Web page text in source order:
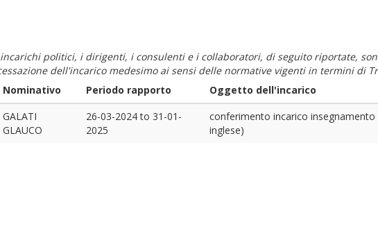
politici, i dirigenti, i consulenti e i collaboratori, di seguito riportate,
dell'incarico medesimo ai sensi delle normative vigenti in termini di
Nominativo Periodo rapporto Oggetto dell'incarico
GALATI
GLAUCO
26-03-2024to 31-01-
2025
conferimento incarico
inglese)